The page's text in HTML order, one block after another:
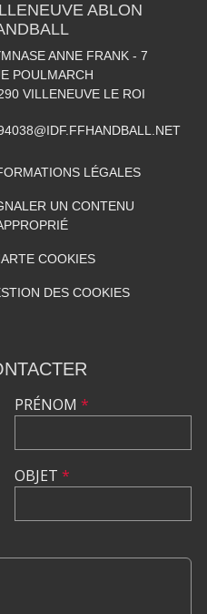
ABLON
ANNE FRANK - 7
POULMARCH
VILLENEUVE LE ROI
LÉGALES
UN CONTENU
COOKIES
DES COOKIES
PRÉNOM *
OBJET *